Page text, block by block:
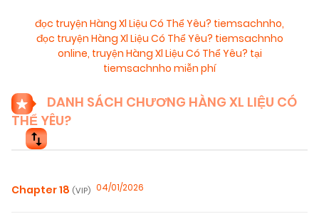
đọc truyện Hàng Xl Liệu Có Thể Yêu? tiemsachnho,
đọc truyện Hàng Xl Liệu Có Thể Yêu? tiemsachnho
online, truyện Hàng Xl Liệu Có Thể Yêu? tại
tiemsachnho miễn phí
DANH SÁCH CHƯƠNG HÀNG XL LIỆU CÓ
THỂ YÊU?
Chapter 18 (VIP) 04/01/2026